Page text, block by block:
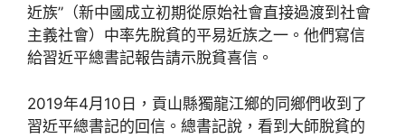
近族”（新中國成立初期從原始社會直接過渡到社會
主義社會）中率先脫貧的平易近族之一。他們寫信
給習近平總書記報告請示脫貧喜信。
2019年4月10日，貢山縣獨龍江鄉的同鄉們收到了
習近平總書記的回信。總書記說，看到大師脫貧的